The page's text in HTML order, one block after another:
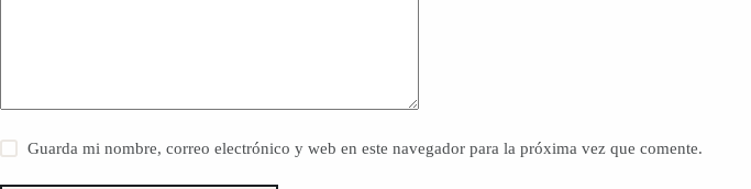
Guarda mi nombre, correo electrónico y web en este navegador para la próxima vez que comente.